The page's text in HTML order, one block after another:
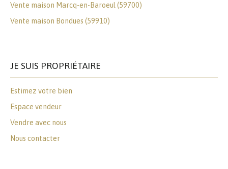
Vente maison Marcq-en-Baroeul (59700)
Vente maison Bondues (59910)
JE SUIS PROPRIÉTAIRE
Estimez votre bien
Espace vendeur
Vendre avec nous
Nous contacter